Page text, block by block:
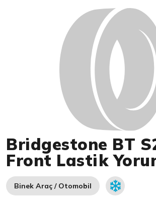
Bridgestone BT
Front Lastik
Binek Araç / Otomobil